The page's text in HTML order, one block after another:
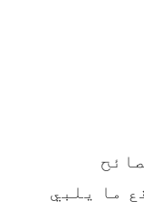
ما يلبي